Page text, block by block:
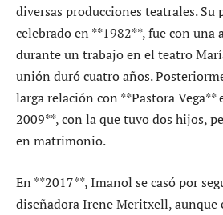
diversas producciones teatrales.
celebrado en **1982**, fue con una
durante un trabajo en el teatro
unión duró cuatro años.
larga relación con **Pastora Vega**
2009**, con la que tuvo dos hijos,
en matrimonio.
En **2017**, Imanol se casó por
diseñadora Irene Meritxell, aunque